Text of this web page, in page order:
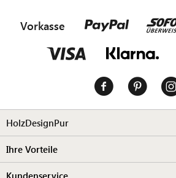
Vorkasse
HolzDesignPur
Ihre Vorteile
Kundenservice